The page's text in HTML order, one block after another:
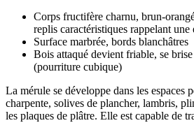
Corps fructifère charnu, brun-
replis caractéristiques rappelant
Surface marbrée, bords blanchâtres
Bois attaqué devient friable, se
(pourriture cubique)
La mérule se développe dans les espaces
charpente, solives de plancher, lambris,
les plaques de plâtre. Elle est capable de